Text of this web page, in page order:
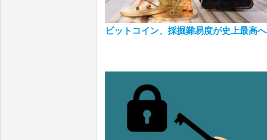
ビットコイン、採掘難易度が史上最高へ